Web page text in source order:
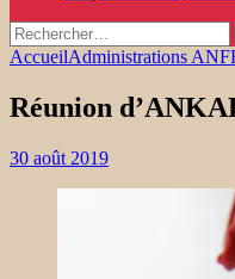
Rechercher :
AccueilAdministrations
Réunion
30 août 2019